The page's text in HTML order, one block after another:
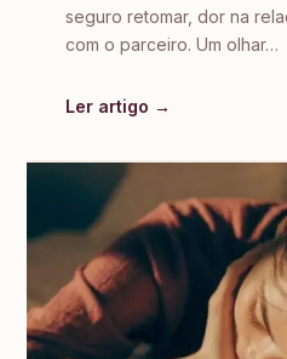
seguro retomar, dor na
com o parceiro. Um olhar…
Ler artigo →